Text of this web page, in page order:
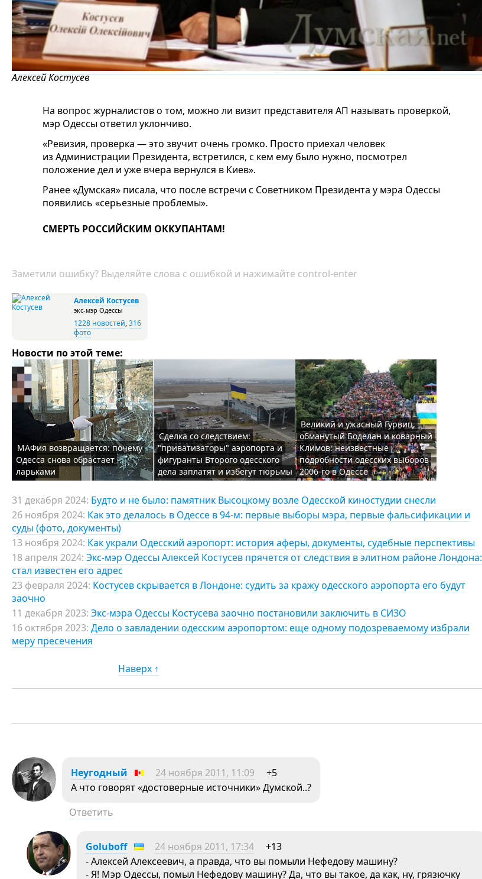
Алексей Костусев
На вопрос журналистов о том, можно ли визит представителя АП называть проверкой,
мэр Одессы ответил уклончиво.
«Ревизия, проверка — это звучит очень громко. Просто приехал человек
из Администрации Президента, встретился, с кем ему было нужно, посмотрел
положение дел и уже вчера вернулся в Киев».
Ранее «Думская» писала, что после встречи с Советником Президента у мэра Одессы
появились «серьезные проблемы».
СМЕРТЬ РОССИЙСКИМ ОККУПАНТАМ!
Заметили ошибку? Выделяйте слова с ошибкой и нажимайте control-enter
Алексей Костусев
экс-мэр Одессы
1228 новостей,316
фото
Новости по этой теме:
МАФия возвращается: почему
Одесса снова обрастает
ларьками
Сделка со следствием:
"приватизаторы" аэропорта и
фигуранты Второго одесского
дела заплатят и избегут тюрьмы
Великий и ужасный Гурвиц,
обманутый Боделан и коварный
Климов: неизвестные
подробности одесских выборов
2006-го в Одессе
31 декабря 2024: Будто и не было: памятник Высоцкому возле Одесской киностудии снесли
26 ноября 2024: Как это делалось в Одессе в 94-м: первые выборы мэра, первые фальсификации и
суды (фото, документы)
13 ноября 2024: Как украли Одесский аэропорт: история аферы, документы, судебные перспективы
18 апреля 2024: Экс-мэр Одессы Алексей Костусев прячется от следствия в элитном районе Лондона:
стал известен его адрес
23 февраля 2024: Костусев скрывается в Лондоне: судить за кражу одесского аэропорта его будут
заочно
11 декабря 2023: Экс-мэра Одессы Костусева заочно постановили заключить в СИЗО
16 октября 2023: Дело о завладении одесским аэропортом: еще одному подозреваемому избрали
меру пресечения
Наверх ↑
Неугодный 24 ноября 2011, 11:09
+5
А что говорят «достоверные источники» Думской..?
Ответить
Goluboff 24 ноября 2011, 17:34
+13
- Алексей Алексеевич, а правда, что вы помыли Нефедову машину?
- Я! Мэр Одессы, помыл Нефедову машину? Да, что вы такое, да как, ну, грязючку